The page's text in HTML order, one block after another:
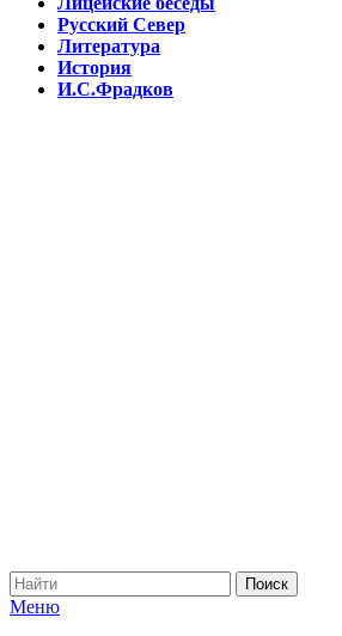
Русский Север
Литература
История
И.С.Фрадков
Меню